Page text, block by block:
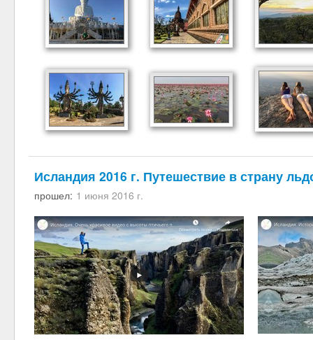
Исландия 2016 г. Путешествие в страну
прошел: 1 июня 2016 г.